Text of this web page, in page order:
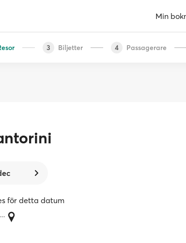
Min
3 Biljetter 4 Passagerare
för detta datum